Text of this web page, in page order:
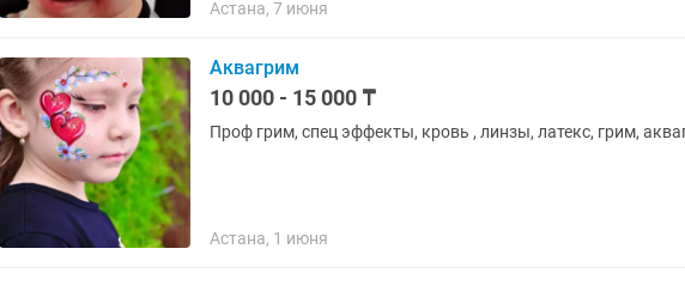
Астана, 7 июня
Аквагрим
10 000 - 15 000 ₸
Проф грим, спец эффекты, кровь , линзы, латекс, грим,
Астана, 1 июня